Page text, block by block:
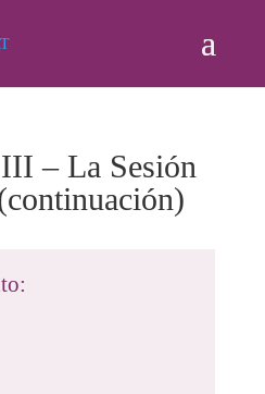
– La Sesión